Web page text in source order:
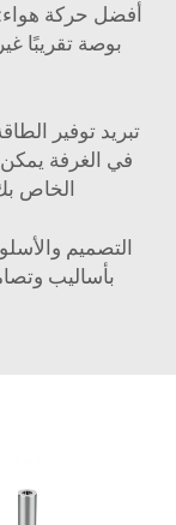
بوصة تقريبًا
تبريد توفير
في الغرفة
الخاص
بأساليب